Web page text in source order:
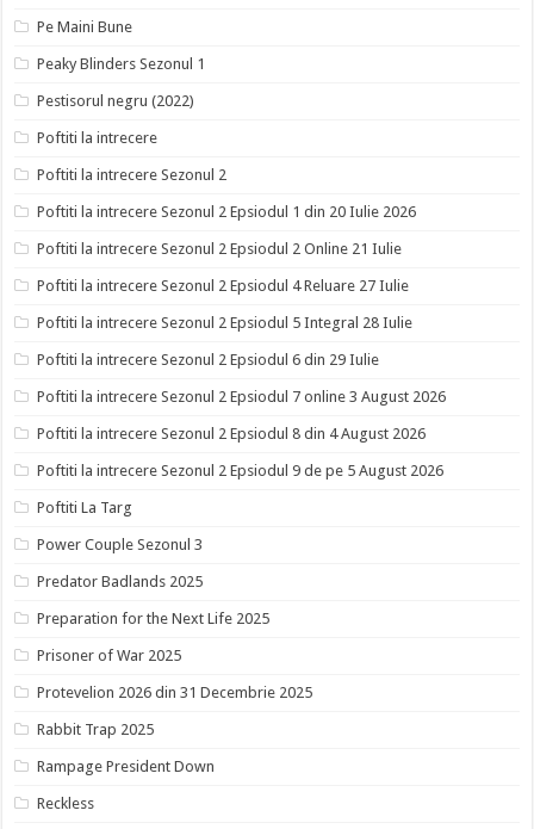
Pe Maini Bune
Peaky Blinders Sezonul 1
Pestisorul negru (2022)
Poftiti la intrecere
Poftiti la intrecere Sezonul 2
Poftiti la intrecere Sezonul 2 Epsiodul 1 din 20 Iulie 2026
Poftiti la intrecere Sezonul 2 Epsiodul 2 Online 21 Iulie
Poftiti la intrecere Sezonul 2 Epsiodul 4 Reluare 27 Iulie
Poftiti la intrecere Sezonul 2 Epsiodul 5 Integral 28 Iulie
Poftiti la intrecere Sezonul 2 Epsiodul 6 din 29 Iulie
Poftiti la intrecere Sezonul 2 Epsiodul 7 online 3 August 2026
Poftiti la intrecere Sezonul 2 Epsiodul 8 din 4 August 2026
Poftiti la intrecere Sezonul 2 Epsiodul 9 de pe 5 August 2026
Poftiti La Targ
Power Couple Sezonul 3
Predator Badlands 2025
Preparation for the Next Life 2025
Prisoner of War 2025
Protevelion 2026 din 31 Decembrie 2025
Rabbit Trap 2025
Rampage President Down
Reckless